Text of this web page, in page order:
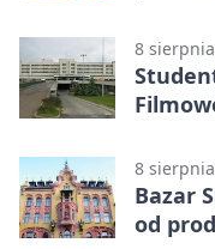
8
8
Bazar
od